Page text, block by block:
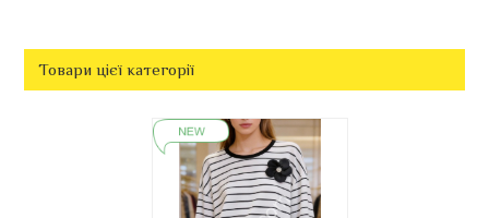
Товари цієї категорії